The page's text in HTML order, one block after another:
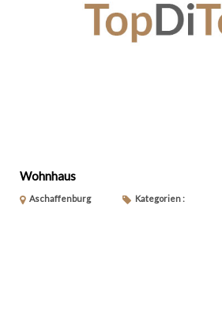
Wohnhaus
Aschaffenburg Kategorien :